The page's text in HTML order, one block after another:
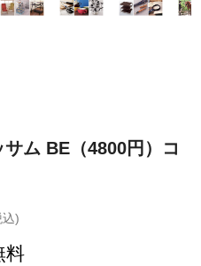
ム BE（4800円）コ
)
料